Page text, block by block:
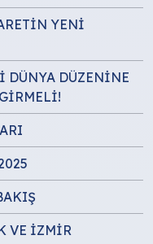
YENİ
DÜNYA DÜZENİNE
VE İZMİR